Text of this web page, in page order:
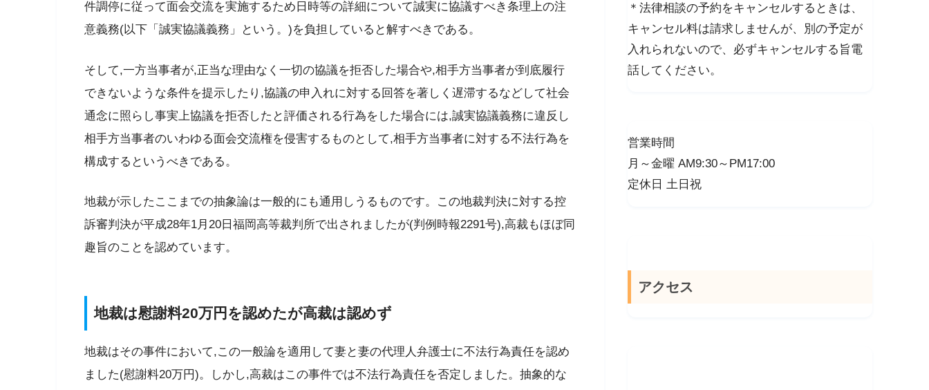
件調停に従って面会交流を実施するため日時等の詳細について誠実に協議すべき条理上の注
意義務(以下「誠実協議義務」という。)を負担していると解すべきである。
そして,一方当事者が,正当な理由なく一切の協議を拒否した場合や,相手方当事者が到底履行
できないような条件を提示したり,協議の申入れに対する回答を著しく遅滞するなどして社会
通念に照らし事実上協議を拒否したと評価される行為をした場合には,誠実協議義務に違反し
相手方当事者のいわゆる面会交流権を侵害するものとして,相手方当事者に対する不法行為を
構成するというべきである。
地裁が示したここまでの抽象論は一般的にも通用しうるものです。この地裁判決に対する控
訴審判決が平成28年1月20日福岡高等裁判所で出されましたが(判例時報2291号),高裁もほぼ同
趣旨のことを認めています。
地裁は慰謝料20万円を認めたが高裁は認めず
地裁はその事件において,この一般論を適用して妻と妻の代理人弁護士に不法行為責任を認め
ました(慰謝料20万円)。しかし,高裁はこの事件では不法行為責任を否定しました。抽象的な
＊法律相談の予約をキャンセルするときは、
キャンセル料は請求しませんが、別の予定が
入れられないので、必ずキャンセルする旨電
話してください。
営業時間
月～金曜 AM9:30～PM17:00
定休日 土日祝
アクセス